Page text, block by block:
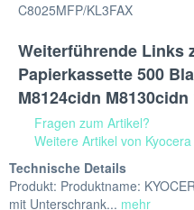
C8025MFP/KL3FAX
Weiterführende Links
Papierkassette 500
M8124cidn
Fragen zum Artikel?
Weitere Artikel von Kyocera
Technische Details
Produkt: Produktname:
mit Unterschrank... mehr